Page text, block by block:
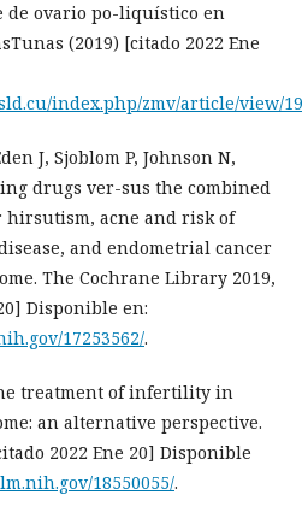
ovario po-liquístico en
(2019) [citado 2022 Ene
index.php/zmv/article/view/
J, Sjoblom P, Johnson N,
drugs ver-sus the combined
acne and risk of
and endometrial cancer
The Cochrane Library 2019,
Disponible en:
17253562/.
treatment of infertility in
an alternative perspective.
2022 Ene 20] Disponible
18550055/.